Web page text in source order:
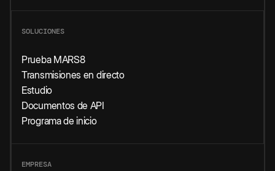
SOLUCIONES
Prueba MARS8
Transmisiones en directo
Estudio
Documentos de API
Programa de inicio
EMPRESA